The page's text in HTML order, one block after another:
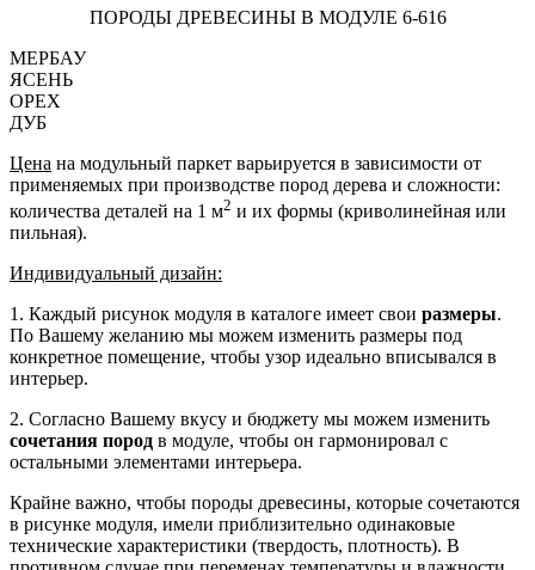
ПОРОДЫ ДРЕВЕСИНЫ В МОДУЛЕ 6-616
МЕРБАУ
ЯСЕНЬ
ОРЕХ
ДУБ
Цена на модульный паркет варьируется в зависимости от
применяемых при производстве пород дерева и сложности:
количества деталей на 1 м2 и их формы (криволинейная или
пильная).
Индивидуальный дизайн:
1. Каждый рисунок модуля в каталоге имеет свои размеры.
По Вашему желанию мы можем изменить размеры под
конкретное помещение, чтобы узор идеально вписывался в
интерьер.
2. Согласно Вашему вкусу и бюджету мы можем изменить
сочетания пород в модуле, чтобы он гармонировал с
остальными элементами интерьера.
Крайне важно, чтобы породы древесины, которые сочетаются
в рисунке модуля, имели приблизительно одинаковые
технические характеристики (твердость, плотность). В